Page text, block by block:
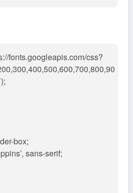
fonts.googleapis.com/css?
box;
sans-serif;